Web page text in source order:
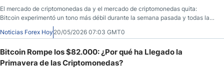
El mercado de criptomonedas da y el mercado de criptomonedas quita:
Bitcoin experimentó un tono más débil durante la semana pasada y todas las
ganancias observadas en mayo se evaporaron.
Noticias Forex Hoy 20/05/2026 07:03 GMT0
Bitcoin Rompe los $82.000: ¿Por qué ha Llegado la
Primavera de las Criptomonedas?